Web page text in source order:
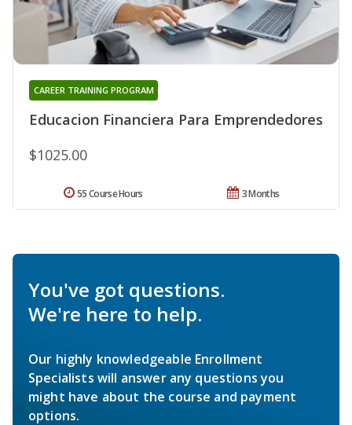
Educacion Financiera Para Emprendedores
CAREER TRAINING PROGRAM
$1025.00
3 Months
55 Course Hours
You've got questions.
We're here to help.
Our highly knowledgeable Enrollment
Specialists will answer any questions you
might have about the course and payment
options.